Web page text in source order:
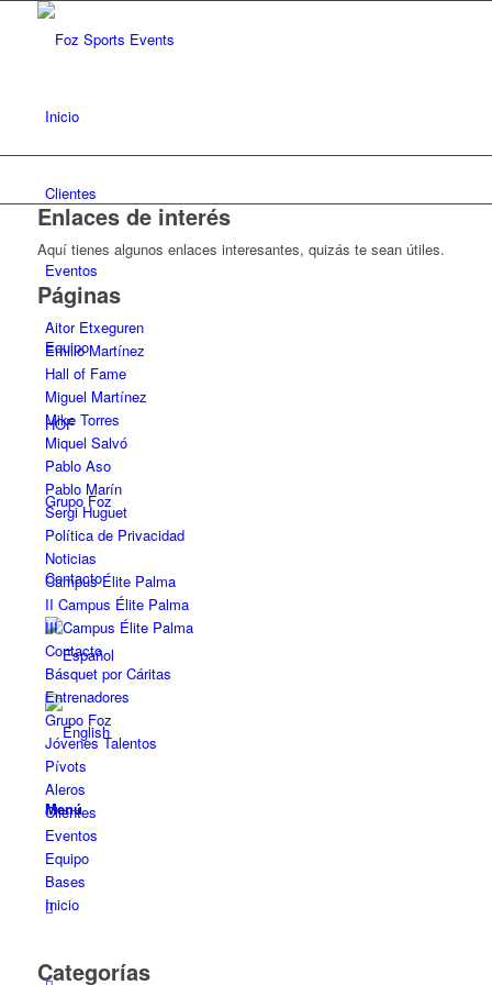
Inicio
Clientes
Eventos
Equipo
HOF
Grupo Foz
Contacto
Menú
Enlaces de interés
Aquí tienes algunos enlaces interesantes, quizás te sean útiles.
Páginas
Aitor Etxeguren
Emilio Martínez
Hall of Fame
Miguel Martínez
Mike Torres
Miquel Salvó
Pablo Aso
Pablo Marín
Sergi Huguet
Política de Privacidad
Noticias
Campus Élite Palma
II Campus Élite Palma
III Campus Élite Palma
Contacto
Básquet por Cáritas
Entrenadores
Grupo Foz
Jóvenes Talentos
Pívots
Aleros
Clientes
Eventos
Equipo
Bases
Inicio
Categorías